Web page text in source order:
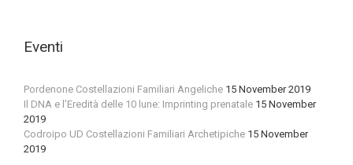
Eventi
Pordenone Costellazioni Familiari Angeliche 15 November 2019
Il DNA e l’Eredità delle 10 lune: Imprinting prenatale 15 November
2019
Codroipo UD Costellazioni Familiari Archetipiche 15 November
2019